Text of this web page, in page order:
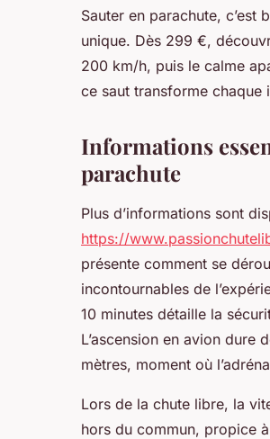
:
inoubliable
Sauter en parachute, c’est
unique. Dès 299 €,
200 km/h, puis le calme
ce saut transforme chaque
Informations
parachute
Plus d’informations sont
https://
présente comment se
incontournables de
10 minutes détaille la
L’ascension en avion dure
mètres, moment où
Lors de la chute libre, la
hors du commun, propice